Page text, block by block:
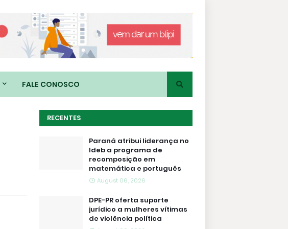
FALE CONOSCO
RECENTES
Paraná atribui liderança no
Ideb a programa de
recomposição em
matemática e português
August 06, 2026
DPE-PR oferta suporte
jurídico a mulheres vítimas
de violência política